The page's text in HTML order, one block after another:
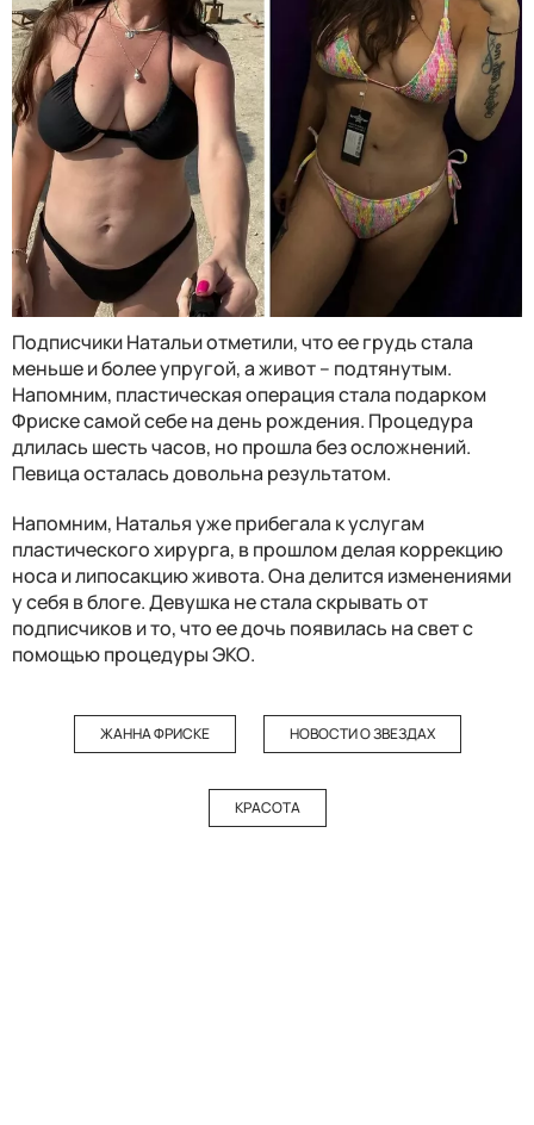
Подписчики Натальи отметили, что ее грудь стала
меньше и более упругой, а живот – подтянутым.
Напомним, пластическая операция стала подарком
Фриске самой себе на день рождения. Процедура
длилась шесть часов, но прошла без осложнений.
Певица осталась довольна результатом.
Напомним, Наталья уже прибегала к услугам
пластического хирурга, в прошлом делая коррекцию
носа и липосакцию живота. Она делится изменениями
у себя в блоге. Девушка не стала скрывать от
подписчиков и то, что ее дочь появилась на свет с
помощью процедуры ЭКО.
ЖАННА ФРИСКЕ НОВОСТИ О ЗВЕЗДАХ
КРАСОТА